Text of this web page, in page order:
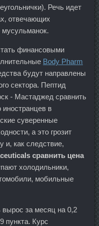
Речь идет
отвечающих
финансовыми
Body Pharm
будут направлены
сектора. Пептид
- Мастаджед сравнить
в
суверенные
а это грозит
и, как следствие,
сравнить цена
холодильники,
мобильные
вырос за месяц на 0,2
пункта. Курс